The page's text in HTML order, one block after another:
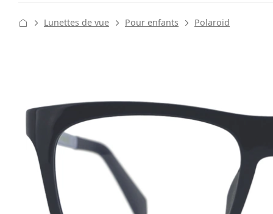
Lunettes de vue Pour enfants Polaroid
120 mm
Largeur
Largeur
des verres